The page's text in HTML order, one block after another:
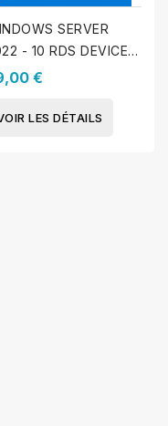
SERVER
- 10 RDS DEVICE
€
LES DÉTAILS